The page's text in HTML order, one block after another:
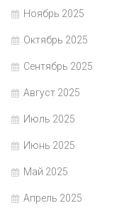
Ноябрь 2025
Октябрь 2025
Сентябрь 2025
Август 2025
Июль 2025
Июнь 2025
Май 2025
Апрель 2025